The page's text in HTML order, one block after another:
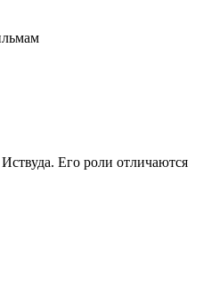
Его роли отличаются